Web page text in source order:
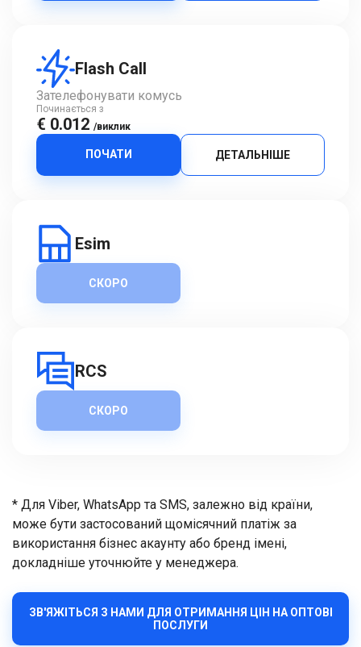
Flash Call
Зателефонувати комусь
Починається з
€ 0.012 /виклик
ПОЧАТИ ДЕТАЛЬНІШЕ
Esim
СКОРО
RCS
СКОРО
* Для Viber, WhatsApp та SMS, залежно від країни,
може бути застосований щомісячний платіж за
використання бізнес акаунту або бренд імені,
докладніше уточнюйте у менеджера.
ЗВ'ЯЖІТЬСЯ З НАМИ ДЛЯ ОТРИМАННЯ ЦІН НА ОПТОВІ
ПОСЛУГИ